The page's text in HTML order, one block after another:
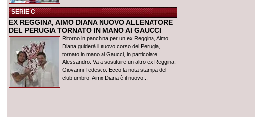
SERIE C
EX REGGINA, AIMO DIANA NUOVO ALLENATORE
DEL PERUGIA TORNATO IN MANO AI GAUCCI
Ritorno in panchina per un ex Reggina, Aimo
Diana guiderà il nuovo corso del Perugia,
tornato in mano ai Gaucci, in particolare
Alessandro. Va a sostituire un altro ex Reggina,
Giovanni Tedesco. Ecco la nota stampa del
club umbro: Aimo Diana è il nuovo...